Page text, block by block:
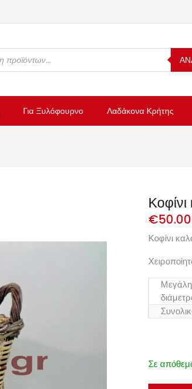
Για Ξυλόφουρνο Λαδάκονα Κρήτης
€50.00
Κοφίνι
Μεγάλη
Σε